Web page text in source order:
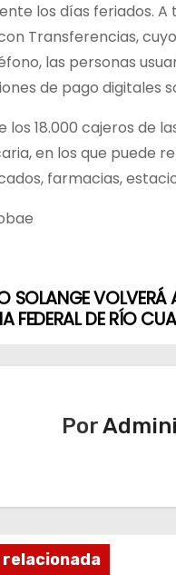
los días feriados.
Transferencias,
las personas
de pago digitales
los 18.000 cajeros de
en los que puede
farmacias,
SOLANGE VOLVERÁ
FEDERAL DE RÍO
Por